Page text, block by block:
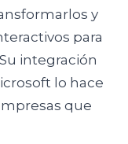
y
para
integración
lo hace
que